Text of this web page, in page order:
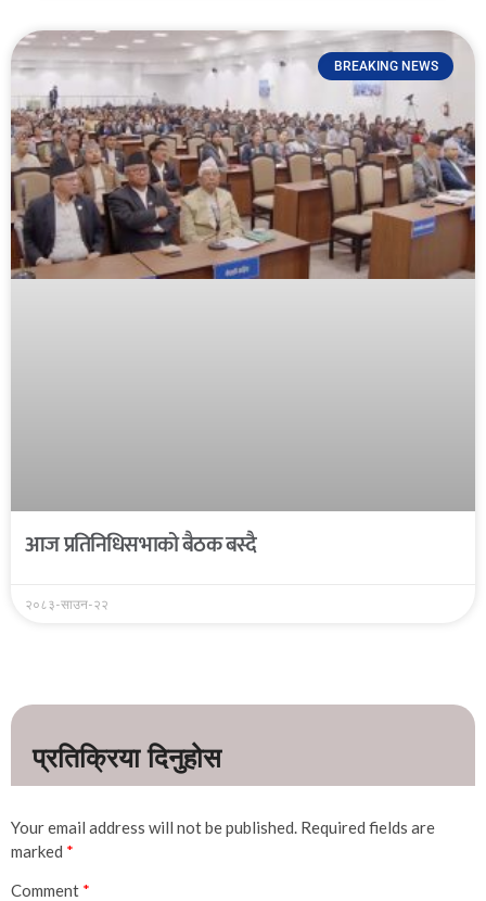
BREAKING NEWS
आज प्रतिनिधिसभाको बैठक बस्दै
२०८३-साउन-२२
Your email address will not be published. Required fields are
marked *
Comment *